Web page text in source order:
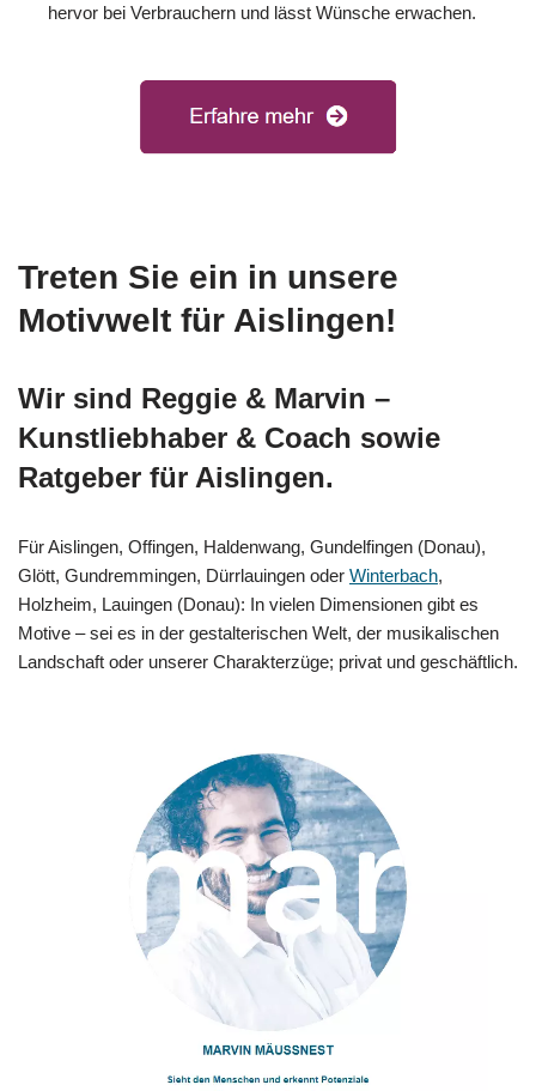
hervor bei Verbrauchern und lässt Wünsche erwachen.
Treten Sie ein in unsere
Motivwelt für Aislingen!
Wir sind Reggie & Marvin –
Kunstliebhaber & Coach sowie
Ratgeber für Aislingen.
Für Aislingen, Offingen, Haldenwang, Gundelfingen (Donau),
Glött, Gundremmingen, Dürrlauingen oder Winterbach,
Holzheim, Lauingen (Donau): In vielen Dimensionen gibt es
Motive – sei es in der gestalterischen Welt, der musikalischen
Landschaft oder unserer Charakterzüge; privat und geschäftlich.